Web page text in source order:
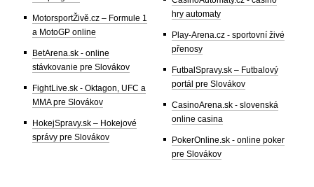
MotorsportŽivě.cz – Formule 1
a MotoGP online
BetArena.sk - online
stávkovanie pre Slovákov
FightLive.sk - Oktagon, UFC a
MMA pre Slovákov
HokejSpravy.sk – Hokejové
správy pre Slovákov
hry automaty
Play-Arena.cz - sportovní živé
přenosy
FutbalSpravy.sk – Futbalový
portál pre Slovákov
CasinoArena.sk - slovenská
online casina
PokerOnline.sk - online poker
pre Slovákov